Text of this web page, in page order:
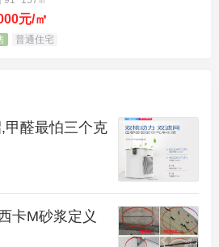
子污染物。
元/㎡
普通住宅
甲醛最怕三个克
卡M砂浆定义